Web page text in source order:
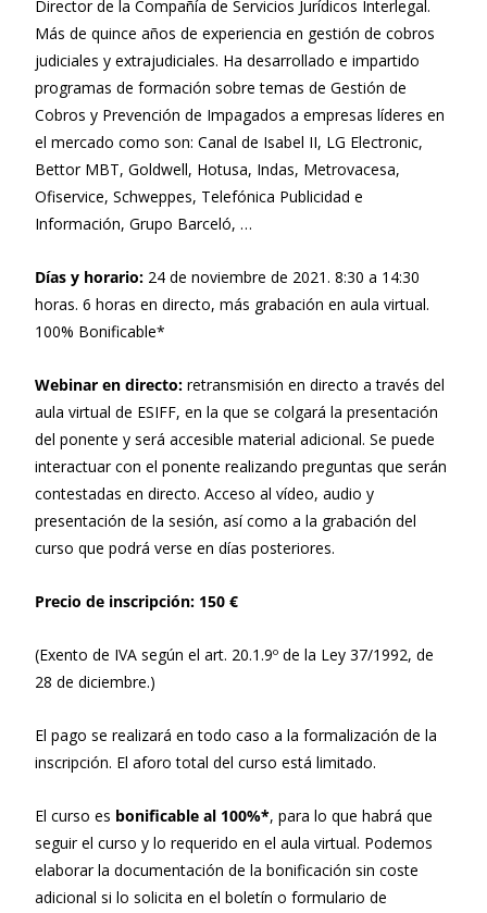
Director de la Compañía de Servicios Jurídicos Interlegal.
Más de quince años de experiencia en gestión de cobros
judiciales y extrajudiciales. Ha desarrollado e impartido
programas de formación sobre temas de Gestión de
Cobros y Prevención de Impagados a empresas líderes en
el mercado como son: Canal de Isabel II, LG Electronic,
Bettor MBT, Goldwell, Hotusa, Indas, Metrovacesa,
Ofiservice, Schweppes, Telefónica Publicidad e
Información, Grupo Barceló, …
Días y horario: 24 de noviembre de 2021. 8:30 a 14:30
horas. 6 horas en directo, más grabación en aula virtual.
100% Bonificable*
Webinar en directo: retransmisión en directo a través del
aula virtual de ESIFF, en la que se colgará la presentación
del ponente y será accesible material adicional. Se puede
interactuar con el ponente realizando preguntas que serán
contestadas en directo. Acceso al vídeo, audio y
presentación de la sesión, así como a la grabación del
curso que podrá verse en días posteriores.
Precio de inscripción: 150 €
(Exento de IVA según el art. 20.1.9º de la Ley 37/1992, de
28 de diciembre.)
El pago se realizará en todo caso a la formalización de la
inscripción. El aforo total del curso está limitado.
El curso es bonificable al 100%*, para lo que habrá que
seguir el curso y lo requerido en el aula virtual. Podemos
elaborar la documentación de la bonificación sin coste
adicional si lo solicita en el boletín o formulario de